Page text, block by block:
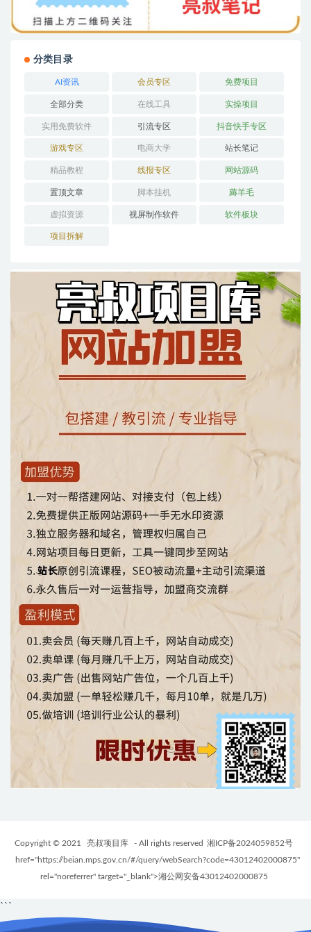
分类目录
AI资讯 会员专区 免费项目
全部分类 在线工具 实操项目
实用免费软件 引流专区 抖音快手专区
游戏专区 电商大学 站长笔记
精品教程 线报专区 网站源码
置顶文章 脚本挂机 薅羊毛
虚拟资源 视屏制作软件 软件板块
项目拆解
Copyright © 2021 亮叔项目库 - All rights reserved 湘ICP备2024059852号
href="https://beian.mps.gov.cn/#/query/webSearch?code=43012402000875"
rel="noreferrer" target="_blank">湘公网安备43012402000875
```